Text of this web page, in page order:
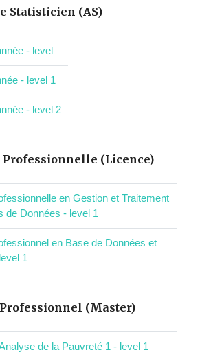
Statisticien (AS)
- level
- level 1
- level 2
Professionnelle (Licence)
en Gestion et Traitement
de Données - level 1
en Base de Données et
1
(Master)
de la Pauvreté 1 - level 1